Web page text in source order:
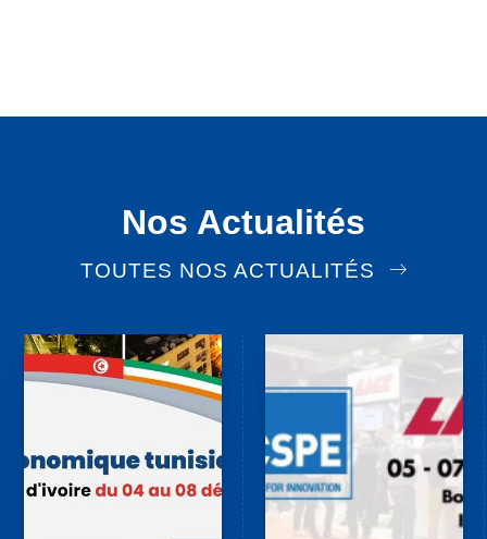
Nos Actualités
TOUTES NOS ACTUALITÉS